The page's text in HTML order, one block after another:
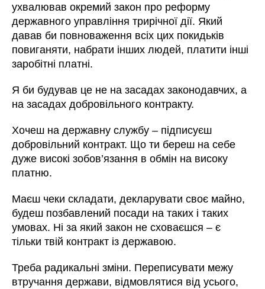
ухвалював окремий закон про реформу
державного управління трирічної дії. Який
давав би повноваження всіх цих покидьків
повиганяти, набрати інших людей, платити інші
заробітні платні.
Я би будував це не на засадах законодавчих, а
на засадах добровільного контракту.
Хочеш на державну службу – підписуєш
добровільний контракт. Що ти береш на себе
дуже високі зобов’язання в обмін на високу
платню.
Маєш чеки складати, декларувати своє майно,
будеш позбавлений посади на таких і таких
умовах. Ні за який закон не сховаєшся – є
тільки твій контракт із державою.
Треба радикальні зміни. Переписувати межу
втручання держави, відмовлятися від усього,